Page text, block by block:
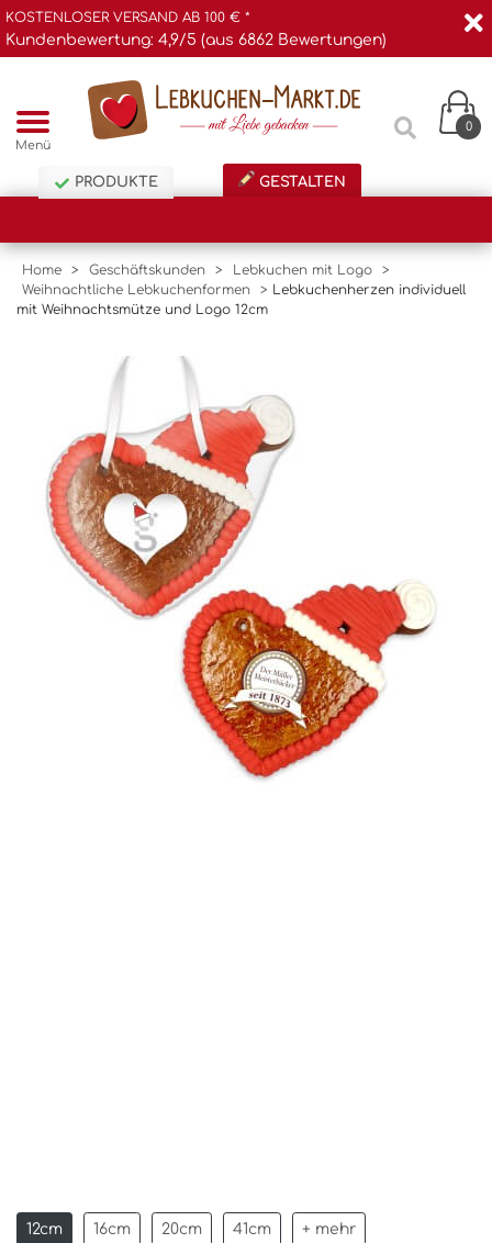
KOSTENLOSER VERSAND AB 100 € *
Kundenbewertung: 4,9/5 (aus 6862 Bewertungen)
Menü
0
PRODUKTE GESTALTEN
Home > Geschäftskunden > Lebkuchen mit Logo
>
Weihnachtliche Lebkuchenformen
> Lebkuchenherzen individuell
mit Weihnachtsmütze und Logo 12cm
12cm 16cm 20cm 41cm + mehr